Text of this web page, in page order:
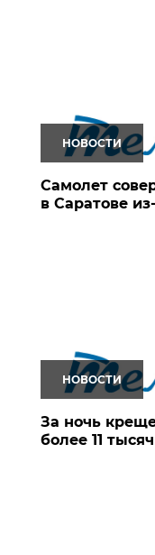
НОВОСТИ
Самолет
в Саратове
НОВОСТИ
За ночь
более 11